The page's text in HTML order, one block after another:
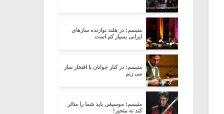
متبسم: در هلند نوازنده سازهای
ایرانی بسیار کم است
متبسم: در کنار جوانان با افتخار ساز
می زنم
متبسم: موسیقی باید شما را متاثر
کند نه متحیر!